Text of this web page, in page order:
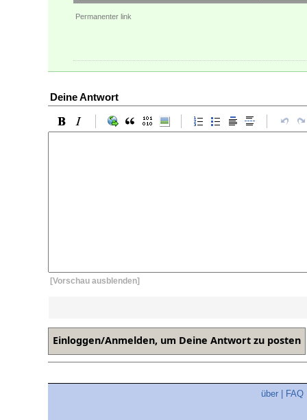
Permanenter link
Deine Antwort
[Vorschau ausblenden]
über FAQ